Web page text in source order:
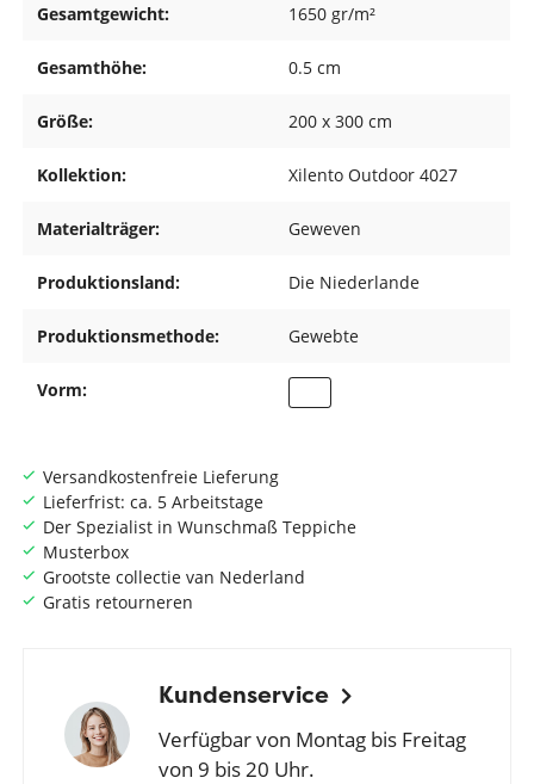
Versandkostenfreie Lieferung
Lieferfrist: ca. 5 Arbeitstage
Der Spezialist in Wunschmaß Teppiche
Musterbox
Grootste collectie van Nederland
Gratis retourneren
Kundenservice
Verfügbar von Montag bis Freitag
von 9 bis 20 Uhr.
Gesamtgewicht: 1650 gr/m²
Gesamthöhe: 0.5 cm
Größe: 200 x 300 cm
Kollektion: Xilento Outdoor 4027
Materialträger: Geweven
Produktionsland: Die Niederlande
Produktionsmethode: Gewebte
Vorm: